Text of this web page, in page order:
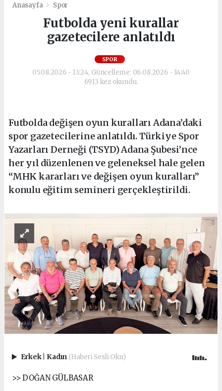
Anasayfa Spor
Futbolda yeni kurallar
gazetecilere anlatıldı
SPOR
05.08.2026 - 13:24, Güncelleme: 06.08.2026 - 14:40
6913 kez okundu.
Futbolda değişen oyun kuralları Adana’daki
spor gazetecilerine anlatıldı. Türkiye Spor
Yazarları Derneği (TSYD) Adana Şubesi’nce
her yıl düzenlenen ve geleneksel hale gelen
“MHK kararları ve değişen oyun kuralları”
konulu eğitim semineri gerçekleştirildi.
Erkek Kadın (Haberi Sesli Oku)
>> DOĞAN GÜLBASAR